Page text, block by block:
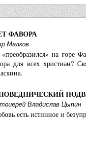
ФАВОРА
Малков
на горе
для всех христиан?
Владислав Цыпин
есть истинное и